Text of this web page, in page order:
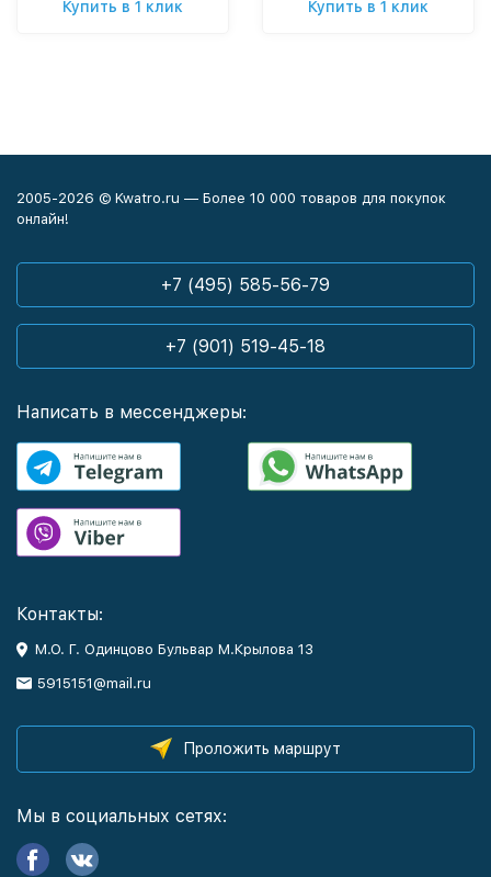
Купить в 1 клик Купить в 1 клик
2005-2026 © Kwatro.ru — Более 10 000 товаров для покупок
онлайн!
+7 (495) 585-56-79
+7 (901) 519-45-18
Написать в мессенджеры:
Контакты:
М.О. Г. Одинцово Бульвар М.Крылова 13
5915151@mail.ru
Проложить маршрут
Мы в социальных сетях: